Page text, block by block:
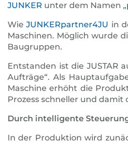
JUNKER unter dem Namen „
WieJUNKERpartner4JU in
Maschinen. Möglich wurde
Baugruppen.
Entstanden ist die JUSTAR
Aufträge“. Als
Maschine erhöht die
Prozess schneller und damit
Durch intelligente
In der Produktion wird